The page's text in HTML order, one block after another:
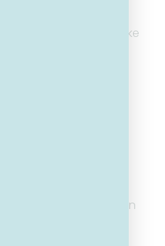
en
om uw persoonlijke
toegang tot
controles om de
te
en toegetreden
zijn van
beveiliging van